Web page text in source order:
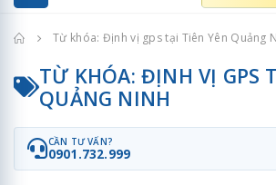
Trang chủTừ khóa: Định vị gps tại Tiên Yên Quảng
TỪ KHÓA: ĐỊNH VỊ GPS
QUẢNG NINH
CẦN TƯ VẤN?
0901.732.999